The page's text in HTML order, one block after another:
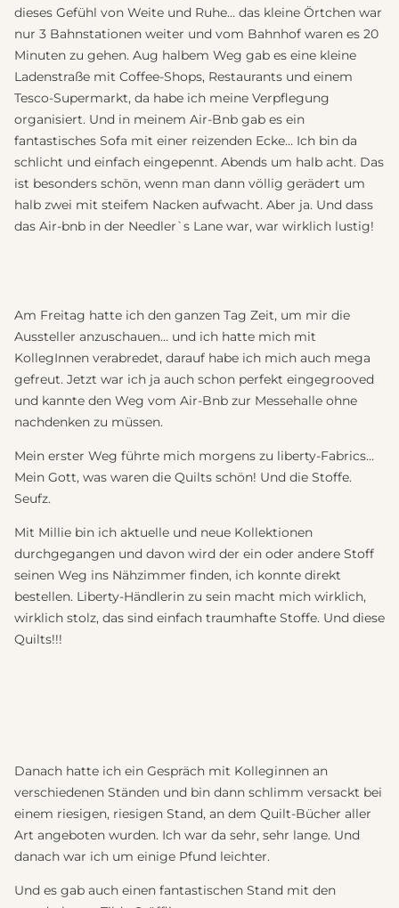
dieses Gefühl von Weite und Ruhe… das kleine Örtchen war
nur 3 Bahnstationen weiter und vom Bahnhof waren es 20
Minuten zu gehen. Aug halbem Weg gab es eine kleine
Ladenstraße mit Coffee-Shops, Restaurants und einem
Tesco-Supermarkt, da habe ich meine Verpflegung
organisiert. Und in meinem Air-Bnb gab es ein
fantastisches Sofa mit einer reizenden Ecke… Ich bin da
schlicht und einfach eingepennt. Abends um halb acht. Das
ist besonders schön, wenn man dann völlig gerädert um
halb zwei mit steifem Nacken aufwacht. Aber ja. Und dass
das Air-bnb in der Needler`s Lane war, war wirklich lustig!
Am Freitag hatte ich den ganzen Tag Zeit, um mir die
Aussteller anzuschauen… und ich hatte mich mit
KollegInnen verabredet, darauf habe ich mich auch mega
gefreut. Jetzt war ich ja auch schon perfekt eingegrooved
und kannte den Weg vom Air-Bnb zur Messehalle ohne
nachdenken zu müssen.
Mein erster Weg führte mich morgens zu liberty-Fabrics…
Mein Gott, was waren die Quilts schön! Und die Stoffe.
Seufz.
Mit Millie bin ich aktuelle und neue Kollektionen
durchgegangen und davon wird der ein oder andere Stoff
seinen Weg ins Nähzimmer finden, ich konnte direkt
bestellen. Liberty-Händlerin zu sein macht mich wirklich,
wirklich stolz, das sind einfach traumhafte Stoffe. Und diese
Quilts!!!
Danach hatte ich ein Gespräch mit Kolleginnen an
verschiedenen Ständen und bin dann schlimm versackt bei
einem riesigen, riesigen Stand, an dem Quilt-Bücher aller
Art angeboten wurden. Ich war da sehr, sehr lange. Und
danach war ich um einige Pfund leichter.
Und es gab auch einen fantastischen Stand mit den